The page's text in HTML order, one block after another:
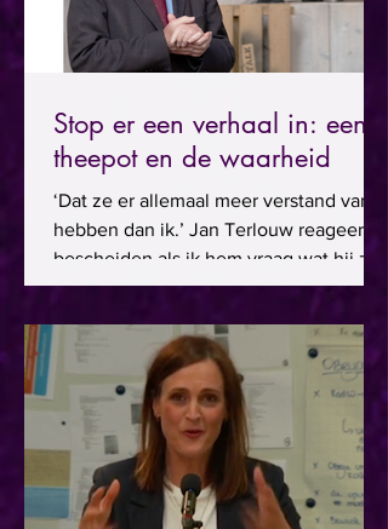
Stop er een verhaal in: een
theepot en de waarheid
‘Dat ze er allemaal meer verstand van
hebben dan ik.’ Jan Terlouw reageert
bescheiden als ik hem vraag wat hij zou
willen zeggen tegen de...